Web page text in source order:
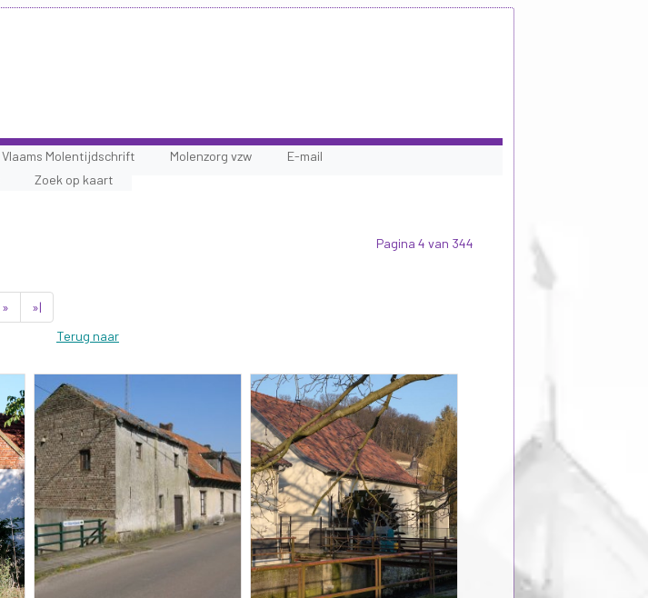
Zoek op kaart
Vlaams Molentijdschrift Molenzorg vzw E-mail
»
»|
Terug naar
Pagina 4 van 344